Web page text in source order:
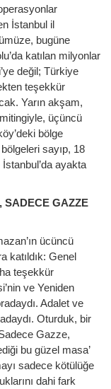
İstanbul il
bugüne
katılan milyonlar
değil; Türkiye
teşekkür
Yarın akşam,
üçüncü
bölge
sayıp, 18
ayakta
SADECE GAZZE
ücüncü
katıldık: Genel
teşekkür
ve Yeniden
Adalet ve
Oturduk, bir
Gazze,
bu güzel masa’
sadece kötülüğe
dahi fark